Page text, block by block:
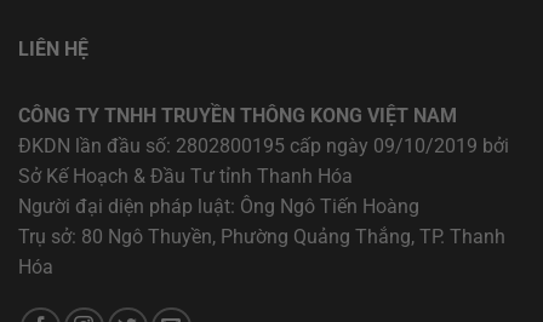
LIÊN HỆ
CÔNG TY TNHH TRUYỀN THÔNG KONG VIỆT NAM
ĐKDN lần đầu số: 2802800195 cấp ngày 09/10/2019 bởi
Sở Kế Hoạch & Đầu Tư tỉnh Thanh Hóa
Người đại diện pháp luật: Ông Ngô Tiến Hoàng
Trụ sở: 80 Ngô Thuyền, Phường Quảng Thắng, TP. Thanh
Hóa